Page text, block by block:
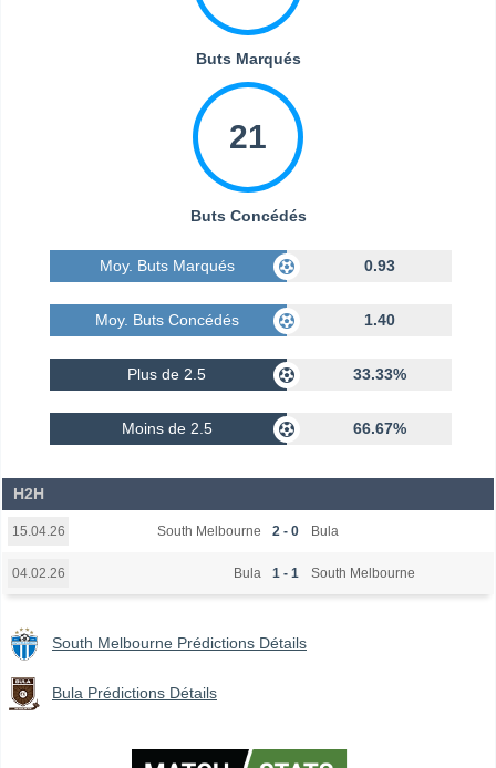
Buts Marqués
21
Buts Concédés
Moy. Buts Marqués 0.93
Moy. Buts Concédés 1.40
Plus de 2.5 33.33%
Moins de 2.5 66.67%
H2H
15.04.26 South Melbourne 2 - 0 Bula
04.02.26 Bula 1 - 1 South Melbourne
South Melbourne Prédictions Détails
Bula Prédictions Détails